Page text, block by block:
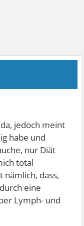
jedoch meint
habe und
nur Diät
total
nämlich, dass,
eine
Lymph- und